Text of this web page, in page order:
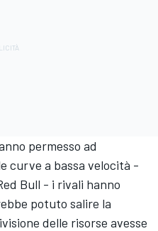
permesso ad
curve a bassa velocità -
Bull - i rivali hanno
potuto salire la
delle risorse avesse